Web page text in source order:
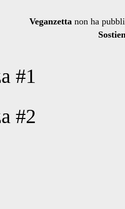
Veganzetta non ha
#1
#2